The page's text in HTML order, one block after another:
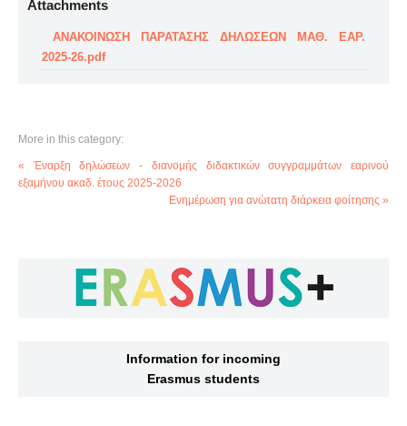
Attachments
ΑΝΑΚΟΙΝΩΣΗ ΠΑΡΑΤΑΣΗΣ ΔΗΛΩΣΕΩΝ ΜΑΘ. ΕΑΡ.
2025-26.pdf
More in this category:
« Έναρξη δηλώσεων - διανομής διδακτικών συγγραμμάτων εαρινού
εξαμήνου ακαδ. έτους 2025-2026
Ενημέρωση για ανώτατη διάρκεια φοίτησης »
Information for incoming
Erasmus students